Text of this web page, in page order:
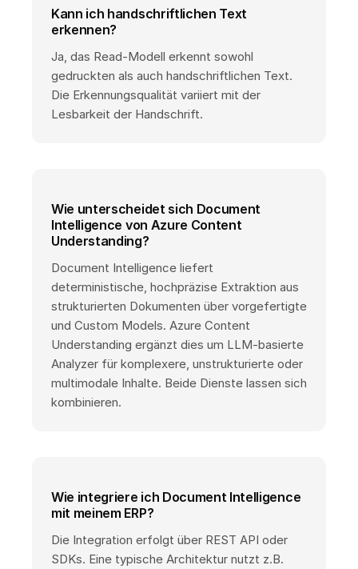
Kann ich handschriftlichen Text
erkennen?
Ja, das Read-Modell erkennt sowohl
gedruckten als auch handschriftlichen Text.
Die Erkennungsqualität variiert mit der
Lesbarkeit der Handschrift.
Wie unterscheidet sich Document
Intelligence von Azure Content
Understanding?
Document Intelligence liefert
deterministische, hochpräzise Extraktion aus
strukturierten Dokumenten über vorgefertigte
und Custom Models. Azure Content
Understanding ergänzt dies um LLM-basierte
Analyzer für komplexere, unstrukturierte oder
multimodale Inhalte. Beide Dienste lassen sich
kombinieren.
Wie integriere ich Document Intelligence
mit meinem ERP?
Die Integration erfolgt über REST API oder
SDKs. Eine typische Architektur nutzt z.B.